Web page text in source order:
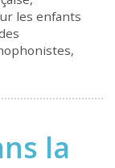
les enfants
la